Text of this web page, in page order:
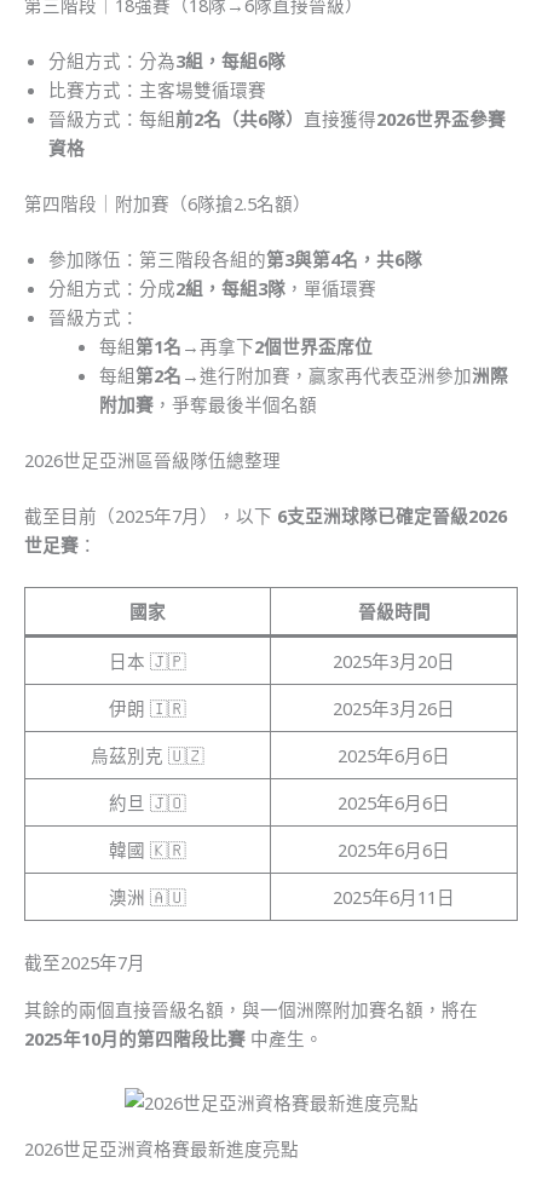
第三階段｜18強賽（18隊→6隊直接晉級）
分組方式：分為3組，每組6隊
比賽方式：主客場雙循環賽
晉級方式：每組前2名（共6隊） 直接獲得2026世界盃參賽
資格
第四階段｜附加賽（6隊搶2.5名額）
參加隊伍：第三階段各組的第3與第4名，共6隊
分組方式：分成2組，每組3隊 ，單循環賽
晉級方式：
每組第1名 →再拿下2個世界盃席位
每組第2名 →進行附加賽，贏家再代表亞洲參加洲際
附加賽，爭奪最後半個名額
2026世足亞洲區晉級隊伍總整理
截至目前（2025年7月），以下 6支亞洲球隊已確定晉級2026
世足賽 ：
國家 晉級時間
日本 🇯🇵
2025年3月20日
伊朗 🇮🇷
2025年3月26日
烏茲別克 🇺🇿
2025年6月6日
約旦 🇯🇴
2025年6月6日
韓國 🇰🇷
2025年6月6日
澳洲 🇦🇺
2025年6月11日
截至2025年7月
其餘的兩個直接晉級名額，與一個洲際附加賽名額，將在
2025年10月的第四階段比賽 中產生。
2026世足亞洲資格賽最新進度亮點